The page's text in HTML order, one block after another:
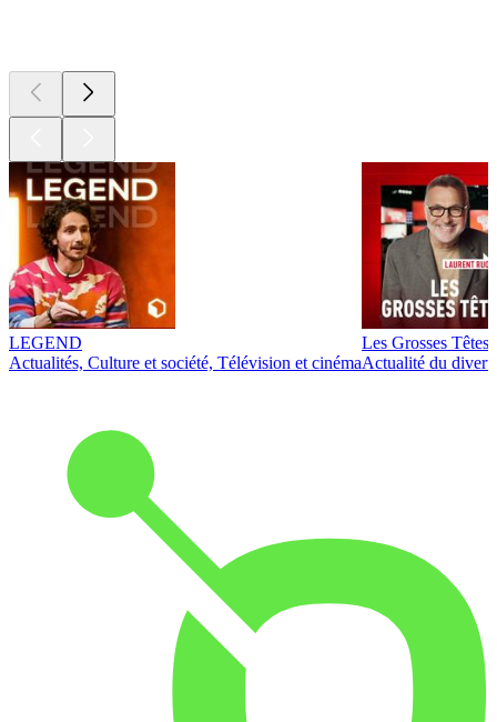
LEGEND
Actualités, Culture et société, Télévision et cinéma
Les Grosses Têtes
Actualité du